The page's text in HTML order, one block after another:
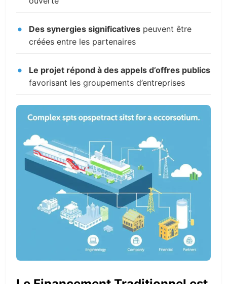
Des synergies significatives peuvent être
créées entre les partenaires
Le projet répond à des appels d’offres publics
favorisant les groupements d’entreprises